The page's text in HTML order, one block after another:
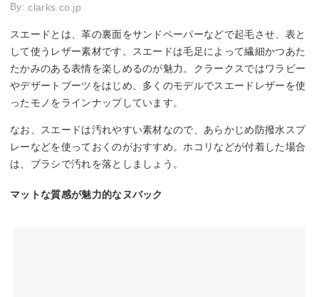
By:clarks.co.jp
スエードとは、革の裏面をサンドペーパーなどで起毛させ、表と
して使うレザー素材です。スエードは毛足によって繊細かつあた
たかみのある表情を楽しめるのが魅力。クラークスではワラビー
やデザートブーツをはじめ、多くのモデルでスエードレザーを使
ったモノをラインナップしています。
なお、スエードは汚れやすい素材なので、あらかじめ防撥水スプ
レーなどを使っておくのがおすすめ。ホコリなどが付着した場合
は、ブラシで汚れを落としましょう。
マットな質感が魅力的なヌバック